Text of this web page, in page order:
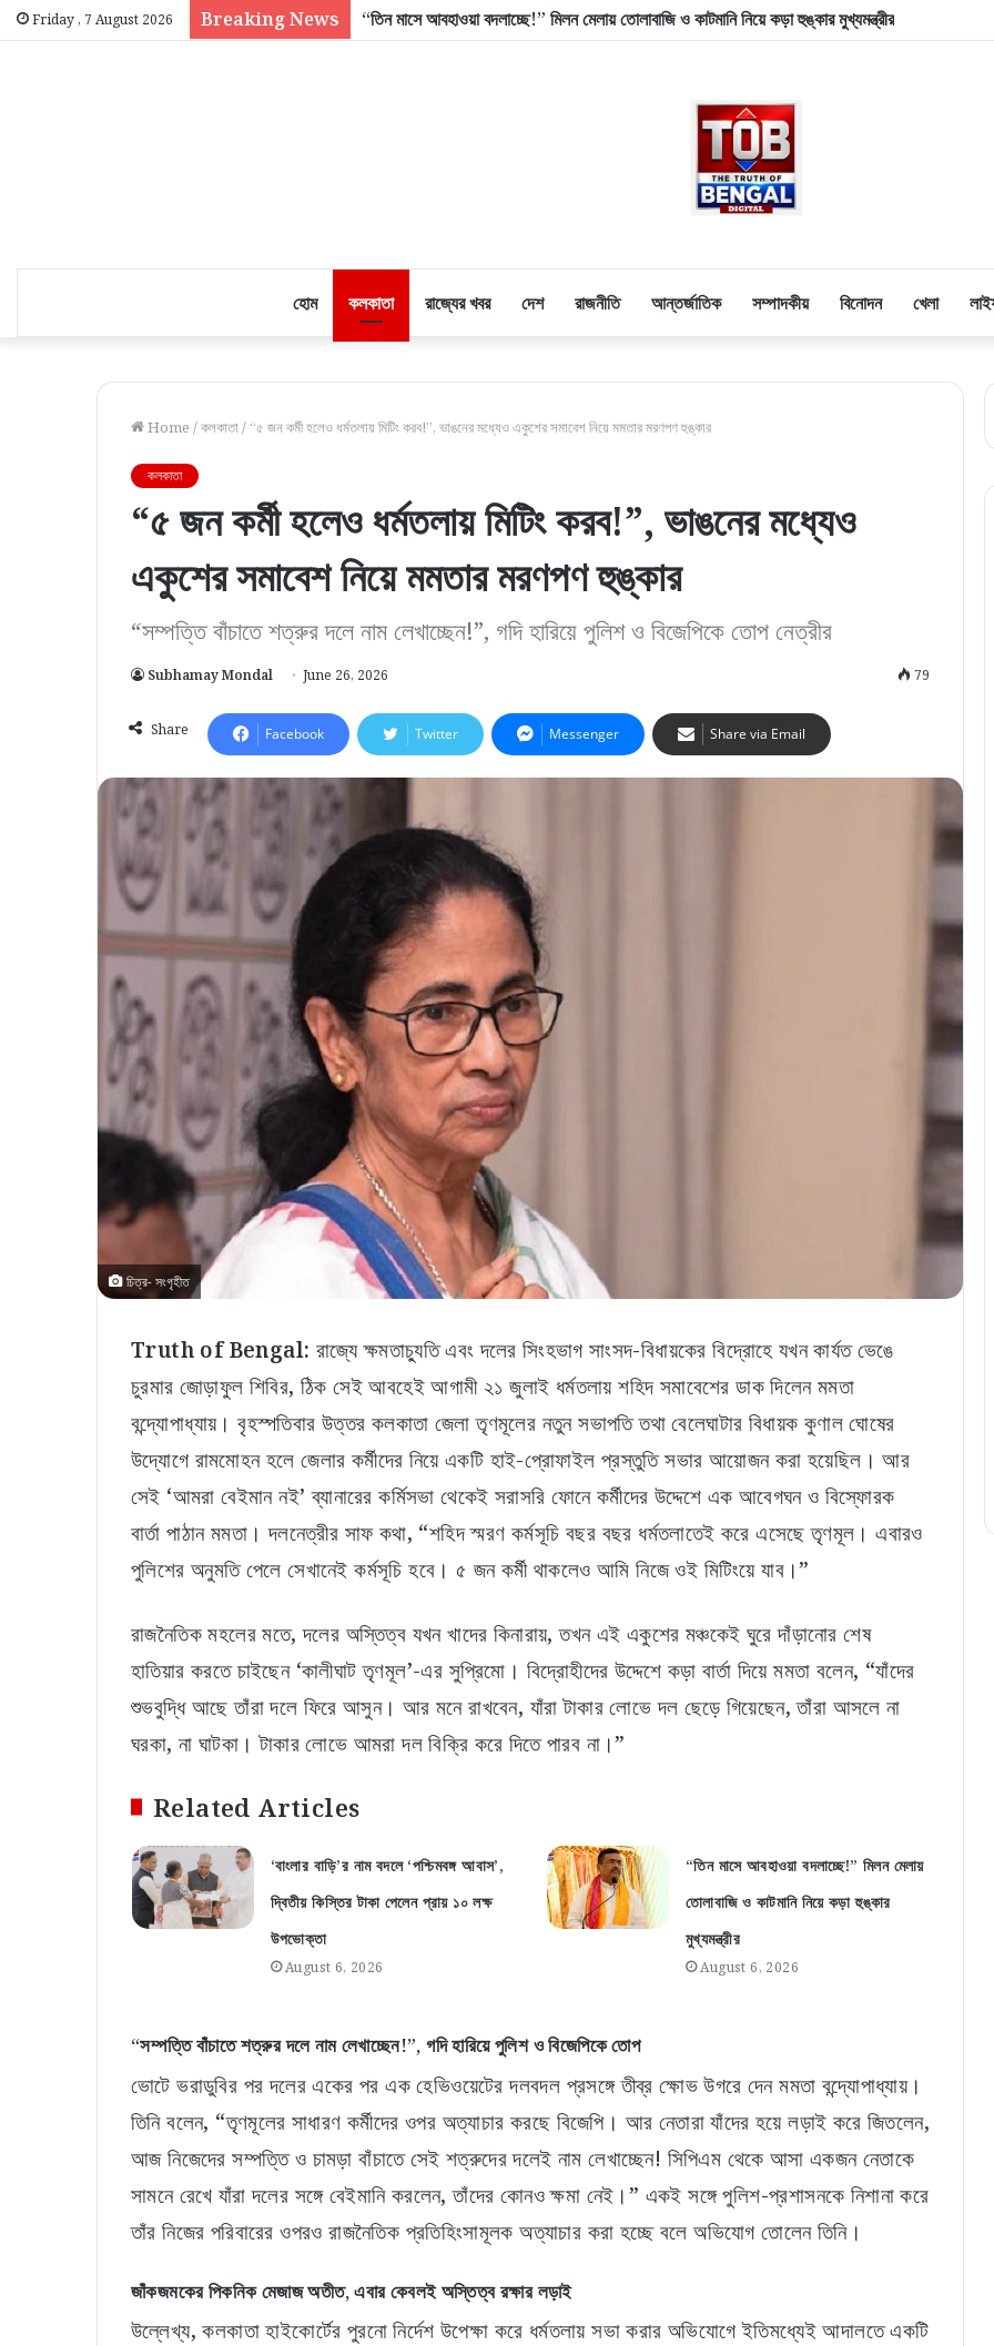
Friday , 7 August 2026 Breaking News ভারতের মুকুটে নতুন পালক, ইউনেস্কোর ‘ওয়ার্ল্ড হেরিটেজ’ স্বীকৃতি পেল বিশ্বখ্যাত সারনাথ!
হোম কলকাতা রাজ্যের খবর দেশ রাজনীতি আন্তর্জাতিক সম্পাদকীয় বিনোদন খেলা
Home /কলকাতা / “৫ জন কর্মী হলেও ধর্মতলায় মিটিং করব!”, ভাঙনের মধ্যেও একুশের সমাবেশ নিয়ে মমতার মরণপণ হুঙ্কার
কলকাতা
“৫ জন কর্মী হলেও ধর্মতলায় মিটিং করব!”, ভাঙনের মধ্যেও
একুশের সমাবেশ নিয়ে মমতার মরণপণ হুঙ্কার
“সম্পত্তি বাঁচাতে শত্রুর দলে নাম লেখাচ্ছেন!”, গদি হারিয়ে পুলিশ ও বিজেপিকে তোপ নেত্রীর
Subhamay Mondal June 26, 2026 79
Share Facebook Twitter Messenger Share via Email
চিত্র- সংগৃহীত
Truth of Bengal: রাজ্যে ক্ষমতাচ্যুতি এবং দলের সিংহভাগ সাংসদ-বিধায়কের বিদ্রোহে যখন কার্যত ভেঙে
চুরমার জোড়াফুল শিবির, ঠিক সেই আবহেই আগামী ২১ জুলাই ধর্মতলায় শহিদ সমাবেশের ডাক দিলেন মমতা
বন্দ্যোপাধ্যায়। বৃহস্পতিবার উত্তর কলকাতা জেলা তৃণমূলের নতুন সভাপতি তথা বেলেঘাটার বিধায়ক কুণাল ঘোষের
উদ্যোগে রামমোহন হলে জেলার কর্মীদের নিয়ে একটি হাই-প্রোফাইল প্রস্তুতি সভার আয়োজন করা হয়েছিল। আর
সেই ‘আমরা বেইমান নই’ ব্যানারের কর্মিসভা থেকেই সরাসরি ফোনে কর্মীদের উদ্দেশে এক আবেগঘন ও বিস্ফোরক
বার্তা পাঠান মমতা। দলনেত্রীর সাফ কথা, “শহিদ স্মরণ কর্মসূচি বছর বছর ধর্মতলাতেই করে এসেছে তৃণমূল। এবারও
পুলিশের অনুমতি পেলে সেখানেই কর্মসূচি হবে। ৫ জন কর্মী থাকলেও আমি নিজে ওই মিটিংয়ে যাব।”
রাজনৈতিক মহলের মতে, দলের অস্তিত্ব যখন খাদের কিনারায়, তখন এই একুশের মঞ্চকেই ঘুরে দাঁড়ানোর শেষ
হাতিয়ার করতে চাইছেন ‘কালীঘাট তৃণমূল’-এর সুপ্রিমো। বিদ্রোহীদের উদ্দেশে কড়া বার্তা দিয়ে মমতা বলেন, “যাঁদের
শুভবুদ্ধি আছে তাঁরা দলে ফিরে আসুন। আর মনে রাখবেন, যাঁরা টাকার লোভে দল ছেড়ে গিয়েছেন, তাঁরা আসলে না
ঘরকা, না ঘাটকা। টাকার লোভে আমরা দল বিক্রি করে দিতে পারব না।”
Related Articles
‘বাংলার বাড়ি’র নাম বদলে ‘পশ্চিমবঙ্গ আবাস’,
দ্বিতীয় কিস্তির টাকা পেলেন প্রায় ১০ লক্ষ
উপভোক্তা
August 6, 2026
“তিন মাসে আবহাওয়া বদলাচ্ছে!” মিলন মেলায়
তোলাবাজি ও কাটমানি নিয়ে কড়া হুঙ্কার
মুখ্যমন্ত্রীর
August 6, 2026
“সম্পত্তি বাঁচাতে শত্রুর দলে নাম লেখাচ্ছেন!”, গদি হারিয়ে পুলিশ ও বিজেপিকে তোপ
ভোটে ভরাডুবির পর দলের একের পর এক হেভিওয়েটের দলবদল প্রসঙ্গে তীব্র ক্ষোভ উগরে দেন মমতা বন্দ্যোপাধ্যায়।
তিনি বলেন, “তৃণমূলের সাধারণ কর্মীদের ওপর অত্যাচার করছে বিজেপি। আর নেতারা যাঁদের হয়ে লড়াই করে জিতলেন,
আজ নিজেদের সম্পত্তি ও চামড়া বাঁচাতে সেই শত্রুদের দলেই নাম লেখাচ্ছেন! সিপিএম থেকে আসা একজন নেতাকে
সামনে রেখে যাঁরা দলের সঙ্গে বেইমানি করলেন, তাঁদের কোনও ক্ষমা নেই।” একই সঙ্গে পুলিশ-প্রশাসনকে নিশানা করে
তাঁর নিজের পরিবারের ওপরও রাজনৈতিক প্রতিহিংসামূলক অত্যাচার করা হচ্ছে বলে অভিযোগ তোলেন তিনি।
জাঁকজমকের পিকনিক মেজাজ অতীত, এবার কেবলই অস্তিত্ব রক্ষার লড়াই
উল্লেখ্য, কলকাতা হাইকোর্টের পুরনো নির্দেশ উপেক্ষা করে ধর্মতলায় সভা করার অভিযোগে ইতিমধ্যেই আদালতে একটি